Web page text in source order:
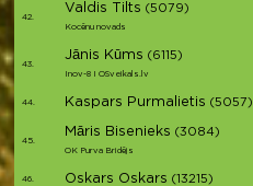
42.
Valdis Tilts (5079)
Kocēnu novads
43.
Jānis Kūms (6115)
Inov-8 I OSveikals.lv
44. Kaspars Purmalietis (5057)
45.
Māris Bisenieks (3084)
OK Purva Bridējs
46. Oskars Oskars (13215)